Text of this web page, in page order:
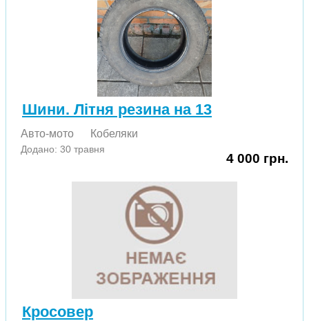
Шини. Літня резина на 13
Авто-мото Кобеляки
Додано: 30 травня
4 000 грн.
Кросовер